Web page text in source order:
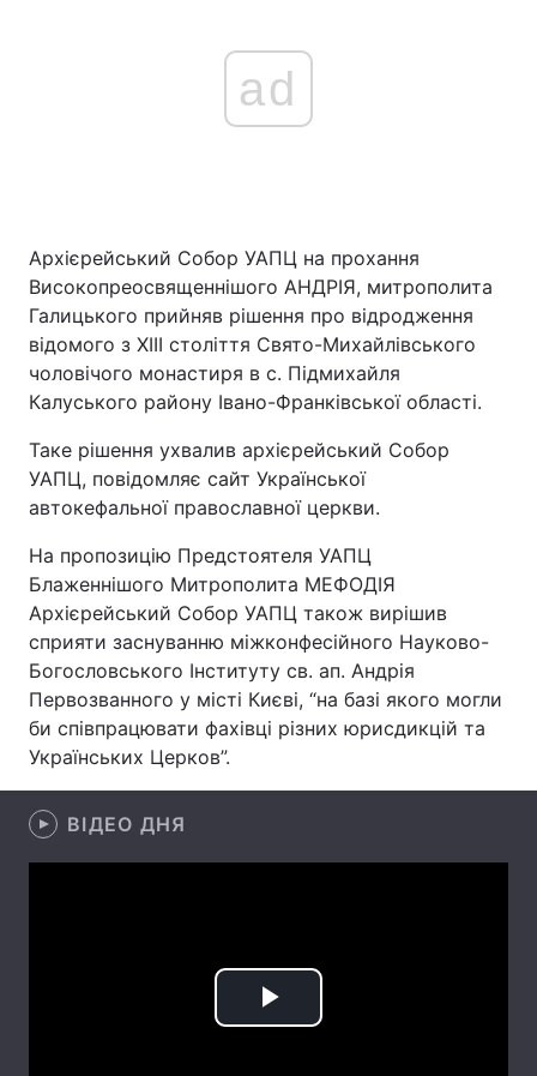
Головна Війна
Україна Політика
Економіка
ad
Архієрейський Собор УАПЦ на прохання
Високопреосвященнішого АНДРІЯ, митрополита
Галицького прийняв рішення про відродження
відомого з XIII століття Свято-Михайлівського
чоловічого монастиря в с. Підмихайля
Калуського району Івано-Франківської області.
Таке рішення ухвалив архієрейський Собор
УАПЦ, повідомляє сайт Української
автокефальної православної церкви.
На пропозицію Предстоятеля УАПЦ
Блаженнішого Митрополита МЕФОДІЯ
Архієрейський Собор УАПЦ також вирішив
сприяти заснуванню міжконфесійного Науково-
Богословського Інституту св. ап. Андрія
Первозванного у місті Києві, “на базі якого могли
би співпрацювати фахівці різних юрисдикцій та
Українських Церков”.
ВІДЕО ДНЯ
Play